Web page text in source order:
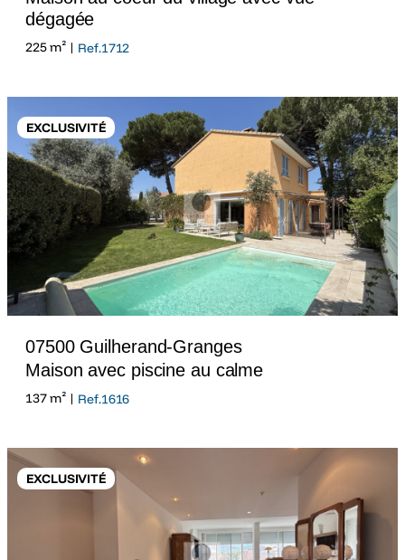
dégagée
225 m² | Ref.1712
EXCLUSIVITÉ
07500 Guilherand-Granges
Maison avec piscine au calme
137 m² | Ref.1616
EXCLUSIVITÉ